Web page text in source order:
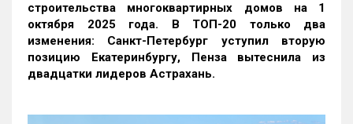
строительства многоквартирных домов на 1
октября 2025 года. В ТОП-20 только два
изменения: Санкт-Петербург уступил вторую
позицию Екатеринбургу, Пенза вытеснила из
двадцатки лидеров Астрахань.